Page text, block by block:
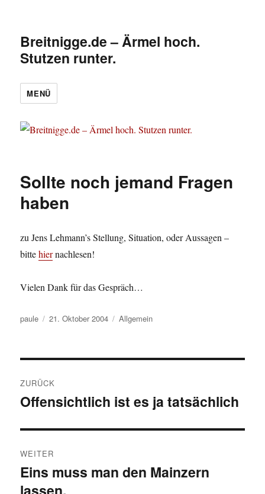
Breitnigge.de – Ärmel hoch.
Stutzen runter.
MENÜ
Sollte noch jemand Fragen
haben
zu Jens Lehmann’s Stellung, Situation, oder Aussagen –
bittehiernachlesen!
Vielen Dank für das Gespräch…
Autor
paule
Veröffentlicht
21. Oktober 2004 Kategorien
Allgemein
ZURÜCK
Vorheriger
Offensichtlich ist es ja tatsächlich
WEITER
Nächster
Beitrag:
Eins muss man den Mainzern